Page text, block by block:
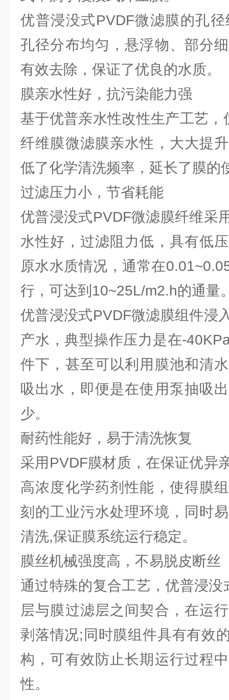
优普浸没式PVDF微滤膜的孔
孔径分布均匀，悬浮物、部分
有效去除，保证了优良的水质。
膜亲水性好，抗污染能力强
基于优普亲水性改性生产工艺
纤维膜微滤膜亲水性，大大提
低了化学清洗频率，延长了膜的
过滤压力小，节省耗能
优普浸没式PVDF微滤膜纤维采
水性好，过滤阻力低，具有低
原水水质情况，通常在
行，可达到10~25L/m2.h的通量
优普浸没式PVDF微滤膜组件浸
产水，典型操作压力是在-
件下，甚至可以利用膜池和清
吸出水，即便是在使用泵抽吸
少。
耐药性能好，易于清洗恢复
采用PVDF膜材质，在保证优异
高浓度化学药剂性能，使得膜
刻的工业污水处理环境，同时
清洗,保证膜系统运行稳定。
膜丝机械强度高，不易脱皮断丝
通过特殊的复合工艺，优普浸
层与膜过滤层之间契合，在运
剥落情况;同时膜组件具有有效
构，可有效防止长期运行过程
性。